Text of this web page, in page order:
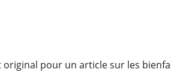
pour un article sur les